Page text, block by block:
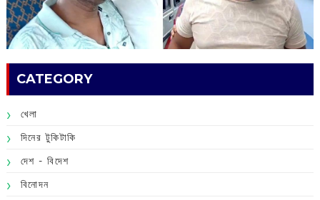
CATEGORY
খেলা
দিনের টুকিটাকি
দেশ - বিদেশ
বিনোদন